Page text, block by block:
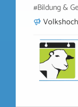
#Bildung &